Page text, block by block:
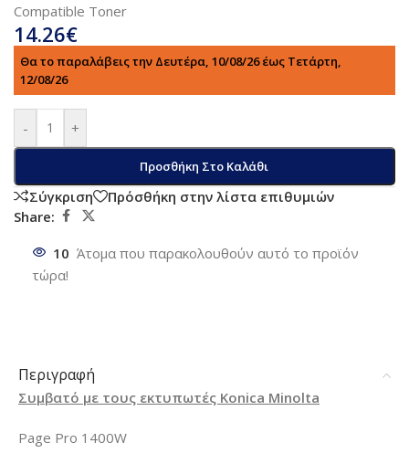
Compatible Toner
14.26€
Θα το παραλάβεις την Δευτέρα, 10/08/26 έως Τετάρτη,
12/08/26
- +
Προσθήκη Στο Καλάθι
Σύγκριση
Πρόσθήκη στην λίστα επιθυμιών
Share:
10 Άτομα που παρακολουθούν αυτό το προϊόν
τώρα!
Περιγραφή
Συμβατό με τους εκτυπωτές Konica Minolta
Page Pro 1400W